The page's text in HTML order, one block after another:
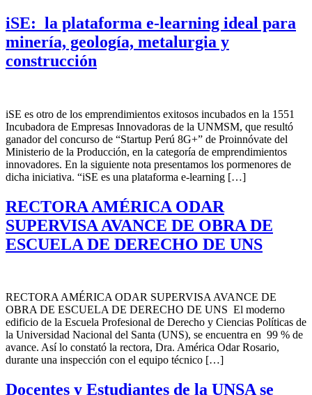
iSE: la plataforma e-learning ideal para
minería, geología, metalurgia y
construcción
iSE es otro de los emprendimientos exitosos incubados en la 1551
Incubadora de Empresas Innovadoras de la UNMSM, que resultó
ganador del concurso de “Startup Perú 8G+” de Proinnóvate del
Ministerio de la Producción, en la categoría de emprendimientos
innovadores. En la siguiente nota presentamos los pormenores de
dicha iniciativa. “iSE es una plataforma e-learning […]
RECTORA AMÉRICA ODAR
SUPERVISA AVANCE DE OBRA DE
ESCUELA DE DERECHO DE UNS
RECTORA AMÉRICA ODAR SUPERVISA AVANCE DE
OBRA DE ESCUELA DE DERECHO DE UNS El moderno
edificio de la Escuela Profesional de Derecho y Ciencias Políticas de
la Universidad Nacional del Santa (UNS), se encuentra en 99 % de
avance. Así lo constató la rectora, Dra. América Odar Rosario,
durante una inspección con el equipo técnico […]
Docentes y Estudiantes de la UNSA se